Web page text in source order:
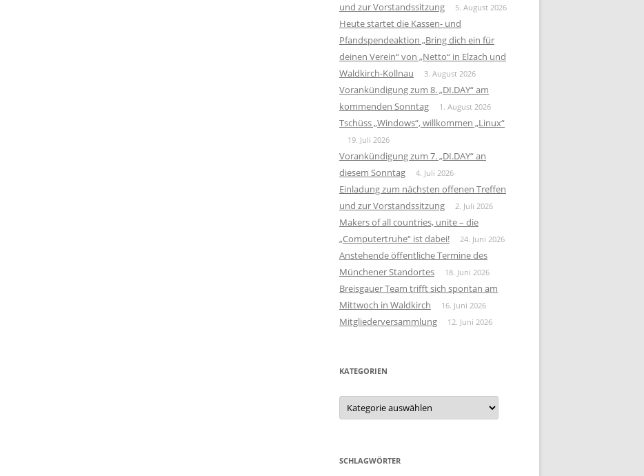
und zur Vorstandssitzung
5. August 2026
Heute startet die Kassen- und
Pfandspendeaktion „Bring dich ein für
deinen Verein“ von „Netto“ in Elzach und
Waldkirch-Kollnau
3. August 2026
Vorankündigung zum 8. „DI.DAY“ am
kommenden Sonntag
1. August 2026
Tschüss „Windows“, willkommen „Linux“
19. Juli 2026
Vorankündigung zum 7. „DI.DAY“ an
diesem Sonntag
4. Juli 2026
Einladung zum nächsten offenen Treffen
und zur Vorstandssitzung
2. Juli 2026
Makers of all countries, unite – die
„Computertruhe“ ist dabei!
24. Juni 2026
Anstehende öffentliche Termine des
Münchener Standortes
18. Juni 2026
Breisgauer Team trifft sich spontan am
Mittwoch in Waldkirch
16. Juni 2026
Mitgliederversammlung 12. Juni 2026
KATEGORIEN
Kategorien
SCHLAGWÖRTER